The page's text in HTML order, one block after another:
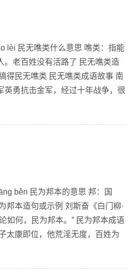
lèi 民无噍类什么意思 噍类：指能
。老百姓没有活路了 民无噍类造
得民无噍类 民无噍类成语故事 南
英勇抗击金军，经过十年战争，很
běn 民为邦本的意思 邦：国
邦本造句或示例 刘斯奋《白门柳·
如何，民为邦本。” 民为邦本成语
太康即位，他荒淫无度，百姓为